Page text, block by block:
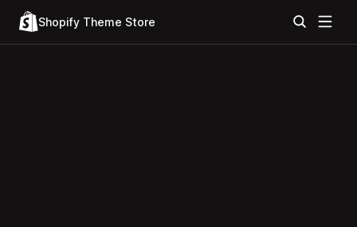
Shopify Theme Store